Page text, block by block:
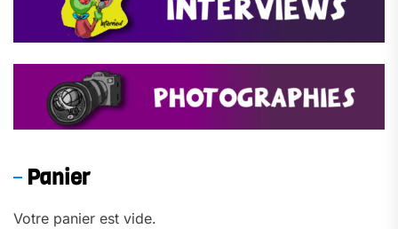
Panier
Votre panier est vide.